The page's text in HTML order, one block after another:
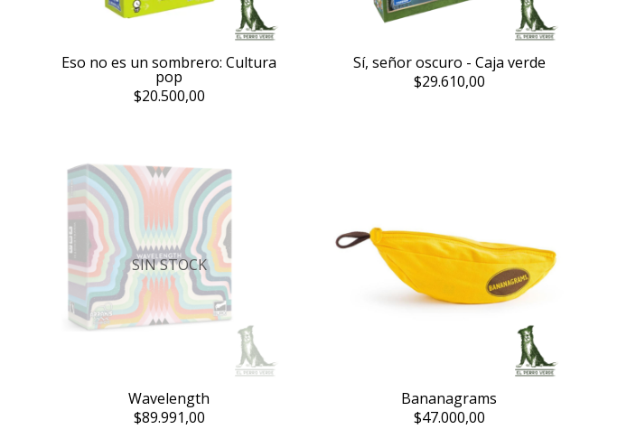
Eso no es un sombrero: Cultura
pop
$20.500,00
Sí, señor oscuro - Caja verde
$29.610,00
SIN STOCK
Wavelength
$89.991,00
Bananagrams
$47.000,00